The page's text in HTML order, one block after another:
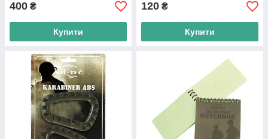
400 ₴
Купити
120 ₴
Купити